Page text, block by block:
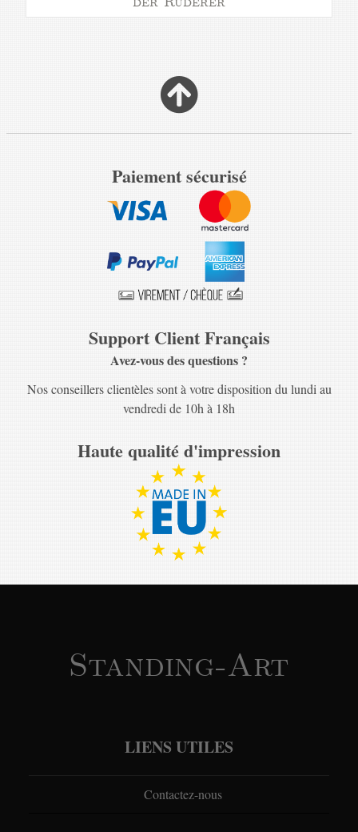
Paiement sécurisé
Support Client Français
Avez-vous des questions ?
Nos conseillers clientèles sont à votre disposition du lundi au
vendredi de 10h à 18h
Haute qualité d'impression
Standing-Art
LIENS UTILES
Contactez-nous